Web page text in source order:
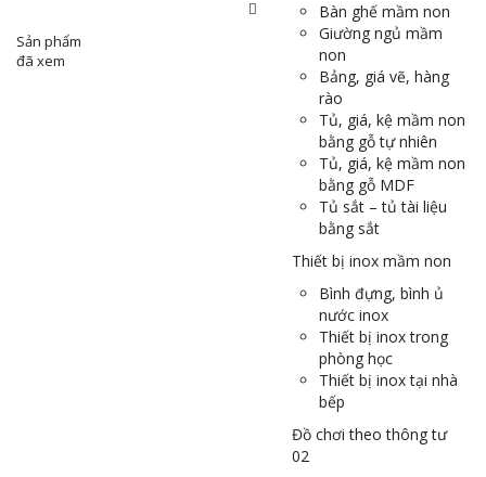
Sản phẩm
đã xem
Bàn ghế mầm non
Giường ngủ mầm
non
Bảng, giá vẽ, hàng
rào
Tủ, giá, kệ mầm non
bằng gỗ tự nhiên
Tủ, giá, kệ mầm non
bằng gỗ MDF
Tủ sắt – tủ tài liệu
bằng sắt
Thiết bị inox mầm non
Bình đựng, bình ủ
nước inox
Thiết bị inox trong
phòng học
Thiết bị inox tại nhà
bếp
Đồ chơi theo thông tư
02